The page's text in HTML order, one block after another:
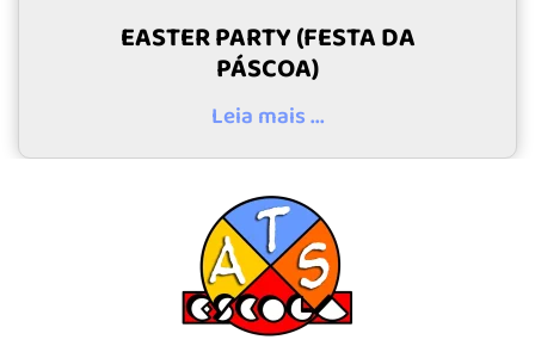
EASTER PARTY (FESTA DA
PÁSCOA)
Leia mais ...